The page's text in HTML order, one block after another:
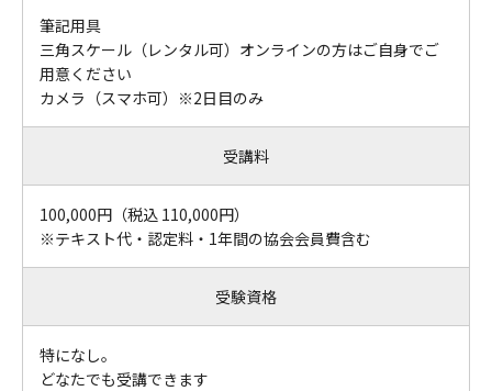
筆記用具
三角スケール（レンタル可）オンラインの方はご自身でご
用意ください
カメラ（スマホ可）※2日目のみ
受講料
100,000円（税込 110,000円）
※テキスト代・認定料・1年間の協会会員費含む
受験資格
特になし。
どなたでも受講できます